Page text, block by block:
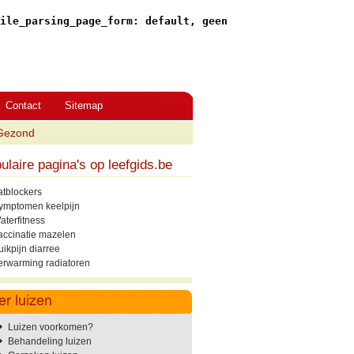
default, geen
Contact Sitemap
pagina's op leefgids.be
keelpijn
mazelen
diarree
radiatoren
Luizen voorkomen?
Behandeling luizen